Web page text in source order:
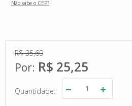
Não sabe o CEP?
R$ 35,69
R$ 25,25
Quantidade